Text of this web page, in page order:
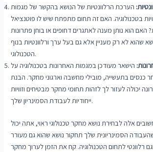
הערכת הרלוונטיות של הנושא בהקשר של מגמות
בטכנולוגיה. האם זה תחום מתפתח שיש לו פוטנציאל
הוא נותן מענה לאתגרים דחופים או בוחן פתרונות
שהוא לא רק מעניין אלא גם בעל ערך ורלוונטיות בנוף
הטכנולוגי.
הישאר מעודכן במגמות האחרונות בטכנולוגיה על
כנסים בתעשייה, מובילי מחשבה וארגוני מחקר. הבנת
יכולה לעזור לך לזהות תחומי מחקר מבטיחים וזוויות
ייחודיות לעבודת הסמינריון שלך.
אלה לבחירת נושא מחקר טכנולוגי ראוי, אתה יכול
הסמינריונית שלך תחקור נושא שהוא גם מעורר
רלוונטי לתחום הטכנולוגיה. קח את הזמן לערוך מחקר